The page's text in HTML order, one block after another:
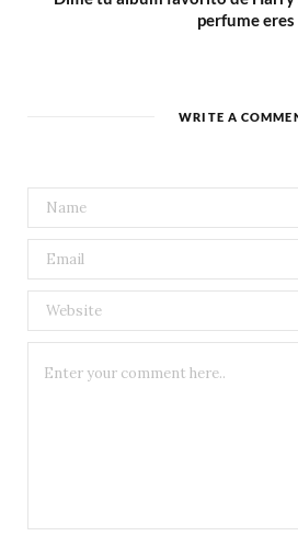
perfume eres
WRITE A